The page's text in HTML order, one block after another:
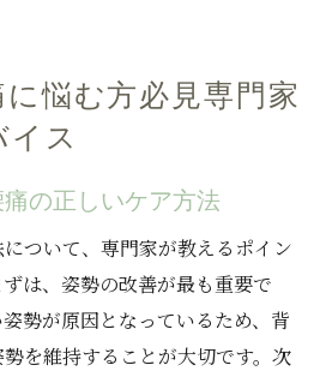
悩む方必見専門家
ス
の正しいケア方法
ついて、専門家が教えるポイン
は、姿勢の改善が最も重要で
勢が原因となっているため、背
を維持することが大切です。次